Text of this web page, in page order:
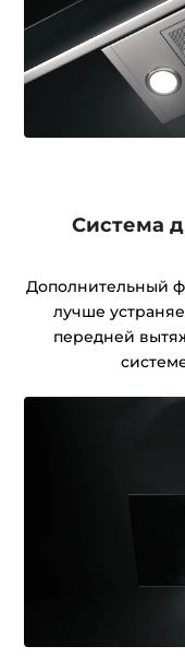
Система
Дополнительный
лучше
передней